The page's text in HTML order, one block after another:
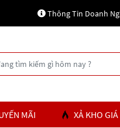
Thông Tin Doanh
MÃI XẢ KHO